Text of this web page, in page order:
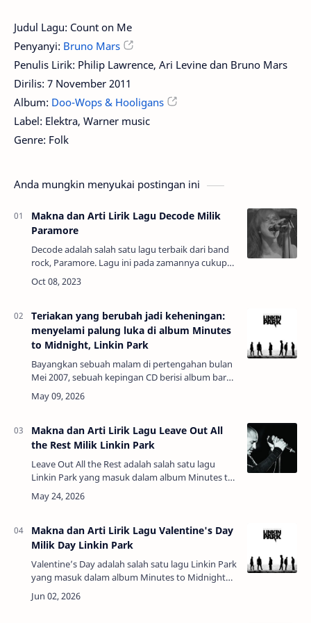
Judul Lagu: Count on Me
Penyanyi: Bruno Mars
Penulis Lirik: Philip Lawrence, Ari Levine dan Bruno Mars
Dirilis: 7 November 2011
Album: Doo-Wops & Hooligans
Label: Elektra, Warner music
Genre: Folk
Anda mungkin menyukai postingan ini
Makna dan Arti Lirik Lagu Decode Milik
Paramore
Decode adalah salah satu lagu terbaik dari band
rock, Paramore. Lagu ini pada zamannya cukup
terkenal di kalangan pencinta musik dunia.
Karena pada awal perilisannya, lagu…
Teriakan yang berubah jadi keheningan:
menyelami palung luka di album Minutes
to Midnight, Linkin Park
Bayangkan sebuah malam di pertengahan bulan
Mei 2007, sebuah kepingan CD berisi album baru
Linkin Park diputar di kamar sempit, di antara
poster band rock dan coretan kema…
Makna dan Arti Lirik Lagu Leave Out All
the Rest Milik Linkin Park
Leave Out All the Rest adalah salah satu lagu
Linkin Park yang masuk dalam album Minutes to
Midnight (2007). Dalam wawancaranya dengan
koran Reuters Brad Delson (gitaris L…
Makna dan Arti Lirik Lagu Valentine's Day
Milik Day Linkin Park
Valentine’s Day adalah salah satu lagu Linkin Park
yang masuk dalam album Minutes to Midnight
(2007). Ini adalah salah satu lagu tersendu dari
sekian banyak lagu sendu dal…